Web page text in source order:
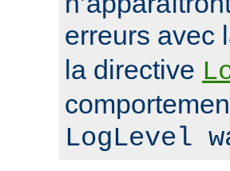
erreurs avec
la directive
LogLevel